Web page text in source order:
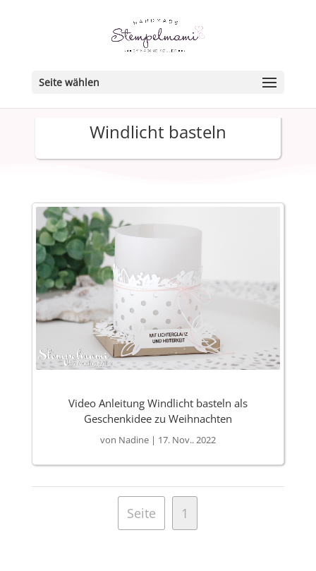
Seite wählen
Windlicht basteln
Video Anleitung Windlicht basteln als
Geschenkidee zu Weihnachten
von Nadine| 17. Nov.. 2022
Seite 1